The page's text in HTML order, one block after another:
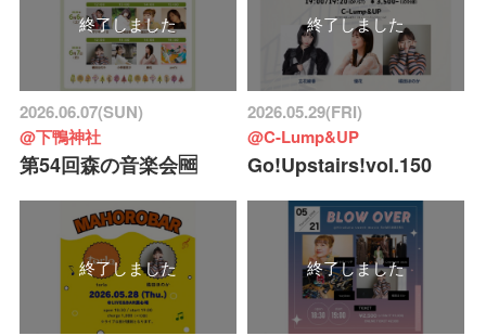
終了しました
2026.06.07(SUN)
@下鴨神社
第54回森の音楽会🆓
終了しました
2026.05.29(FRI)
@C-Lump&UP
Go!Upstairs!vol.150
終了しました 終了しました